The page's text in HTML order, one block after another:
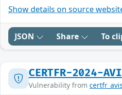
Show details on source
JSON Share To
CERTFR-2024-
Vulnerability from certfr_avis